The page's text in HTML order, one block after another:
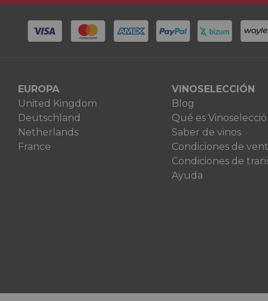
EUROPA
United Kingdom
Deutschland
Netherlands
France
VINOSELECCIÓN
Blog
Qué es
Saber de vinos
Condiciones de
Condiciones de
Ayuda